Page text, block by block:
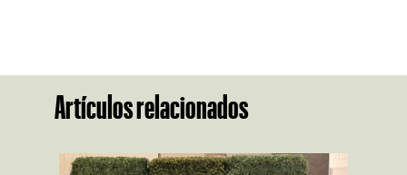
Artículos relacionados